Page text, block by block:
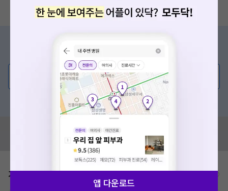
증상/치료, 궁금한 점이 있나요?
💬 무엇이든 물어보세요
혹은, 의료상담 서비스에 다양한 게시글 보러가기
혹시 잘못된 병원정보가 있나요?
모두닥 팀에 알려주세요!
가격표 비급여/급여 진료란?
앱 다운로드